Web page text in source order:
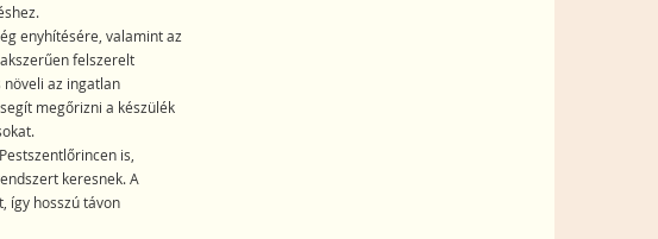
enyhítésére, valamint az
felszerelt
az ingatlan
megőrizni a készülék
is,
keresnek. A
így hosszú távon